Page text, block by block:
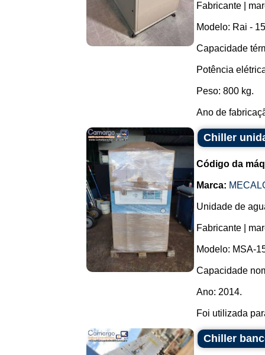
Fabricante |
Modelo: Rai -
Capacidade
Potência
Peso: 800 kg.
Ano de
Chiller
Código da
Marca:
Unidade de
Fabricante |
Modelo: MSA-
Capacidade
Ano: 2014.
Foi utilizada
Chiller